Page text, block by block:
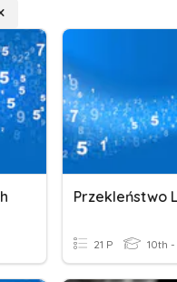
Przekleństwo
21 P 10th -